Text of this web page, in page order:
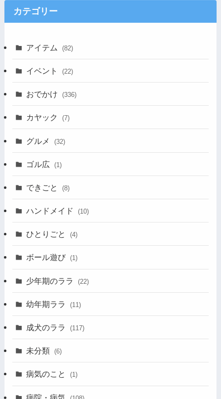
カテゴリー
アイテム (82)
イベント (22)
おでかけ (336)
カヤック (7)
グルメ (32)
ゴル広 (1)
できごと (8)
ハンドメイド (10)
ひとりごと (4)
ボール遊び (1)
少年期のララ (22)
幼年期ララ (11)
成犬のララ (117)
未分類 (6)
病気のこと (1)